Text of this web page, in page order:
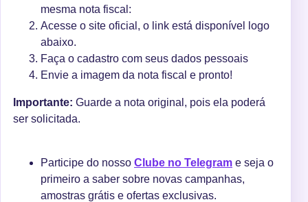
mesma nota fiscal:
Acesse o site oficial, o link está disponível logo
abaixo.
Faça o cadastro com seus dados pessoais
Envie a imagem da nota fiscal e pronto!
Importante: Guarde a nota original, pois ela poderá
ser solicitada.
Participe do nosso Clube no Telegram e seja o
primeiro a saber sobre novas campanhas,
amostras grátis e ofertas exclusivas.